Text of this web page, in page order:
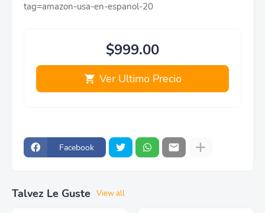
tag=amazon-usa-en-espanol-20
$999.00
Ver Ultimo Precio
Facebook
Talvez Le Guste View all